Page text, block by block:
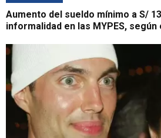
Aumento del sueldo mínimo a S/
informalidad en las MYPES,